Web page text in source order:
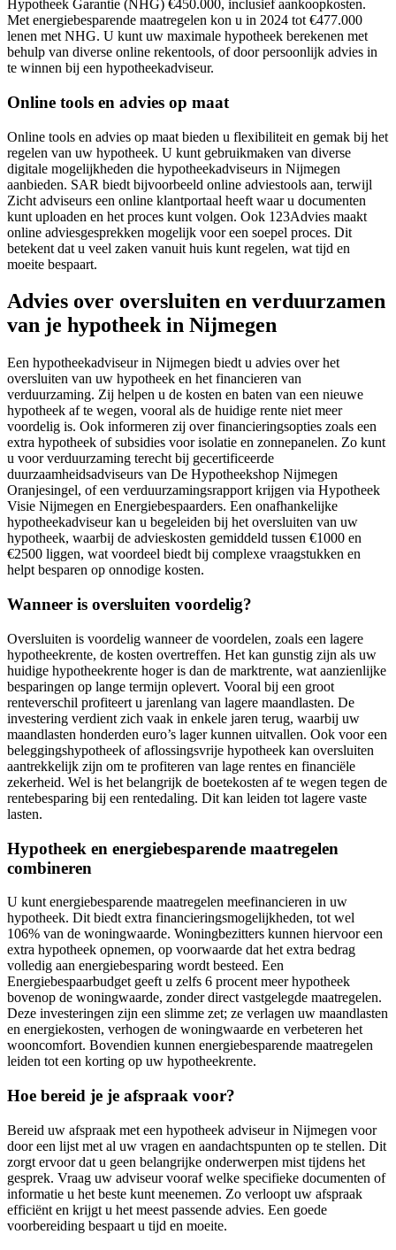
Hypotheek Garantie (NHG) €450.000, inclusief aankoopkosten.
Met energiebesparende maatregelen kon u in 2024 tot €477.000
lenen met NHG. U kunt uw maximale hypotheek berekenen met
behulp van diverse online rekentools, of door persoonlijk advies in
te winnen bij een hypotheekadviseur.
Online tools en advies op maat
Online tools en advies op maat bieden u flexibiliteit en gemak bij het
regelen van uw hypotheek. U kunt gebruikmaken van diverse
digitale mogelijkheden die hypotheekadviseurs in Nijmegen
aanbieden. SAR biedt bijvoorbeeld online adviestools aan, terwijl
Zicht adviseurs een online klantportaal heeft waar u documenten
kunt uploaden en het proces kunt volgen. Ook 123Advies maakt
online adviesgesprekken mogelijk voor een soepel proces. Dit
betekent dat u veel zaken vanuit huis kunt regelen, wat tijd en
moeite bespaart.
Advies over oversluiten en verduurzamen
van je hypotheek in Nijmegen
Een hypotheekadviseur in Nijmegen biedt u advies over het
oversluiten van uw hypotheek en het financieren van
verduurzaming. Zij helpen u de kosten en baten van een nieuwe
hypotheek af te wegen, vooral als de huidige rente niet meer
voordelig is. Ook informeren zij over financieringsopties zoals een
extra hypotheek of subsidies voor isolatie en zonnepanelen. Zo kunt
u voor verduurzaming terecht bij gecertificeerde
duurzaamheidsadviseurs van De Hypotheekshop Nijmegen
Oranjesingel, of een verduurzamingsrapport krijgen via Hypotheek
Visie Nijmegen en Energiebespaarders. Een onafhankelijke
hypotheekadviseur kan u begeleiden bij het oversluiten van uw
hypotheek, waarbij de advieskosten gemiddeld tussen €1000 en
€2500 liggen, wat voordeel biedt bij complexe vraagstukken en
helpt besparen op onnodige kosten.
Wanneer is oversluiten voordelig?
Oversluiten is voordelig wanneer de voordelen, zoals een lagere
hypotheekrente, de kosten overtreffen. Het kan gunstig zijn als uw
huidige hypotheekrente hoger is dan de marktrente, wat aanzienlijke
besparingen op lange termijn oplevert. Vooral bij een groot
renteverschil profiteert u jarenlang van lagere maandlasten. De
investering verdient zich vaak in enkele jaren terug, waarbij uw
maandlasten honderden euro’s lager kunnen uitvallen. Ook voor een
beleggingshypotheek of aflossingsvrije hypotheek kan oversluiten
aantrekkelijk zijn om te profiteren van lage rentes en financiële
zekerheid. Wel is het belangrijk de boetekosten af te wegen tegen de
rentebesparing bij een rentedaling. Dit kan leiden tot lagere vaste
lasten.
Hypotheek en energiebesparende maatregelen
combineren
U kunt energiebesparende maatregelen meefinancieren in uw
hypotheek. Dit biedt extra financieringsmogelijkheden, tot wel
106% van de woningwaarde. Woningbezitters kunnen hiervoor een
extra hypotheek opnemen, op voorwaarde dat het extra bedrag
volledig aan energiebesparing wordt besteed. Een
Energiebespaarbudget geeft u zelfs 6 procent meer hypotheek
bovenop de woningwaarde, zonder direct vastgelegde maatregelen.
Deze investeringen zijn een slimme zet; ze verlagen uw maandlasten
en energiekosten, verhogen de woningwaarde en verbeteren het
wooncomfort. Bovendien kunnen energiebesparende maatregelen
leiden tot een korting op uw hypotheekrente.
Hoe bereid je je afspraak voor?
Bereid uw afspraak met een hypotheek adviseur in Nijmegen voor
door een lijst met al uw vragen en aandachtspunten op te stellen. Dit
zorgt ervoor dat u geen belangrijke onderwerpen mist tijdens het
gesprek. Vraag uw adviseur vooraf welke specifieke documenten of
informatie u het beste kunt meenemen. Zo verloopt uw afspraak
efficiënt en krijgt u het meest passende advies. Een goede
voorbereiding bespaart u tijd en moeite.